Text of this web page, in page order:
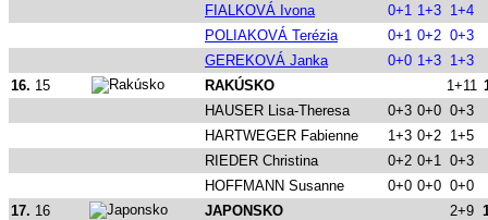
FIALKOVÁ Ivona
0+1 1+3
1+4
POLIAKOVÁ Terézia
0+1 0+2 0+3
GEREKOVÁ Janka
0+0 1+3
1+3
16. 15 RAKÚSKO 1+11
HAUSER Lisa-Theresa
0+3 0+0 0+3
HARTWEGER Fabienne
1+3 0+2
1+5
RIEDER Christina
0+2 0+1
0+3
HOFFMANN Susanne
0+0 0+0 0+0
17. 16 JAPONSKO 2+9